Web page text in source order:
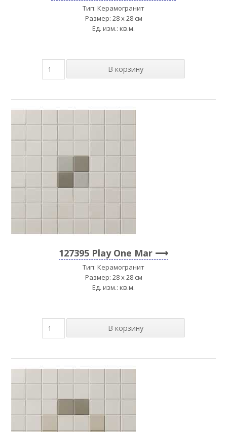
Тип: Керамогранит
Размер: 28 x 28 см
Ед. изм.: кв.м.
127395 Play One Mar
Тип: Керамогранит
Размер: 28 x 28 см
Ед. изм.: кв.м.